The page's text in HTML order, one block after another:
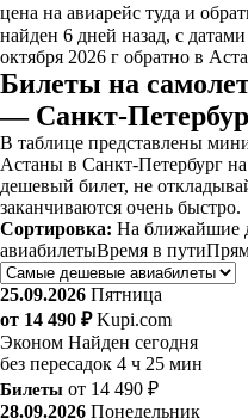
цена на авиарейс туда и
найден 6 дней назад, с
октября 2026 г обратно в
Билеты на
— Санкт-
В таблице представлены
Астаны в Санкт-Петербург
дешевый билет, не
заканчиваются очень быстро.
Сортировка: На ближайшие
авиабилетыВремя в пути
25.09.2026 Пятница
от 14 490 ₽ Kupi.com
Эконом Найден сегодня
без пересадок 4 ч 25 мин
Билеты от 14 490 ₽
28.09.2026 Понедельник